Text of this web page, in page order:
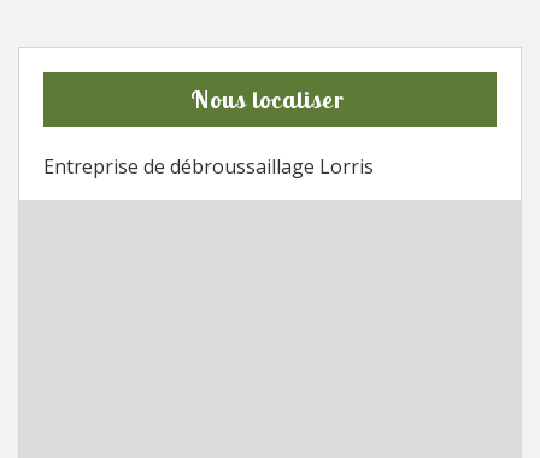
Nous localiser
Entreprise de débroussaillage Lorris